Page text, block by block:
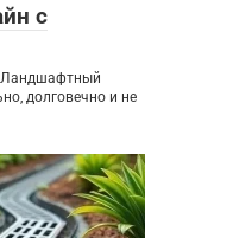
с
Ландшафтный
долговечно и не